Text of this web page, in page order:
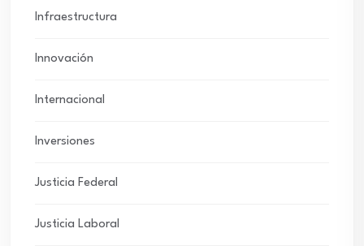
Infraestructura
Innovación
Internacional
Inversiones
Justicia Federal
Justicia Laboral